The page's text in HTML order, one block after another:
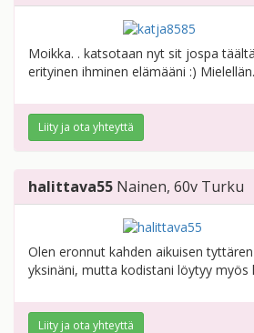
Moikka. . katsotaan nyt sit jospa
erityinen ihminen elämääni :)
Liity ja ota yhteyttä
halittava55 Nainen, 60v Turku
Olen eronnut kahden aikuisen
yksinäni, mutta kodistani löytyy myös
Liity ja ota yhteyttä